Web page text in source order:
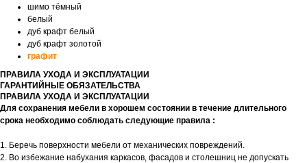
шимо тёмный
белый
дуб крафт белый
дуб крафт золотой
графит
ПРАВИЛА УХОДА И ЭКСПЛУАТАЦИИ
ГАРАНТИЙНЫЕ ОБЯЗАТЕЛЬСТВА
ПРАВИЛА УХОДА И ЭКСПЛУАТАЦИИ
Для сохранения мебели в хорошем состоянии в течение длительного
срока необходимо соблюдать следующие правила :
1. Беречь поверхности мебели от механических повреждений.
2. Во избежание набухания каркасов, фасадов и столешниц не допускать